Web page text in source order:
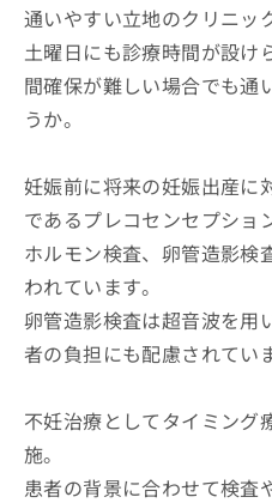
通いやすい立地のクリニッ
土曜日にも診療時間が設け
間確保が難しい場合でも通
うか。
妊娠前に将来の妊娠出産に
であるプレコセンセプショ
ホルモン検査、卵管造影検
われています。
卵管造影検査は超音波を用
者の負担にも配慮されてい
不妊治療としてタイミング
施。
患者の背景に合わせて検査